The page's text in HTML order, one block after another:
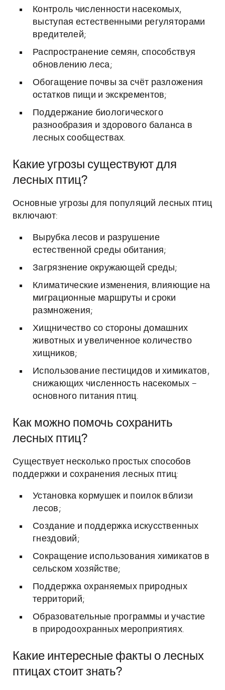
Контроль численности насекомых,
выступая естественными регуляторами
вредителей;
Распространение семян, способствуя
обновлению леса;
Обогащение почвы за счёт разложения
остатков пищи и экскрементов;
Поддержание биологического
разнообразия и здорового баланса в
лесных сообществах.
Какие угрозы существуют для
лесных птиц?
Основные угрозы для популяций лесных птиц
включают:
Вырубка лесов и разрушение
естественной среды обитания;
Загрязнение окружающей среды;
Климатические изменения, влияющие на
миграционные маршруты и сроки
размножения;
Хищничество со стороны домашних
животных и увеличенное количество
хищников;
Использование пестицидов и химикатов,
снижающих численность насекомых –
основного питания птиц.
Как можно помочь сохранить
лесных птиц?
Существует несколько простых способов
поддержки и сохранения лесных птиц:
Установка кормушек и поилок вблизи
лесов;
Создание и поддержка искусственных
гнездовий;
Сокращение использования химикатов в
сельском хозяйстве;
Поддержка охраняемых природных
территорий;
Образовательные программы и участие
в природоохранных мероприятиях.
Какие интересные факты о лесных
птицах стоит знать?